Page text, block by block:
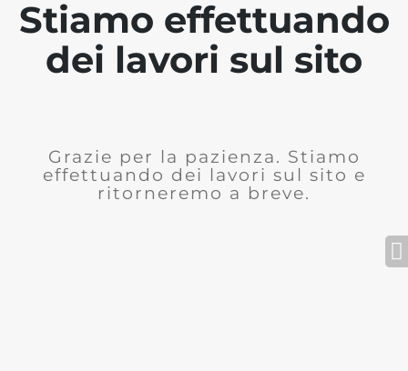
Stiamo effettuando
dei lavori sul sito
Grazie per la pazienza. Stiamo
effettuando dei lavori sul sito e
ritorneremo a breve.